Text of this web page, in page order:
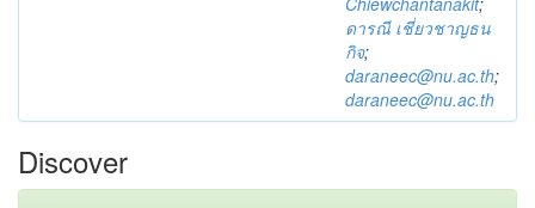
ดารณี เชี่ยวชาญธน
กิจ;
daraneec@nu.ac.th;
daraneec@nu.ac.th
Discover